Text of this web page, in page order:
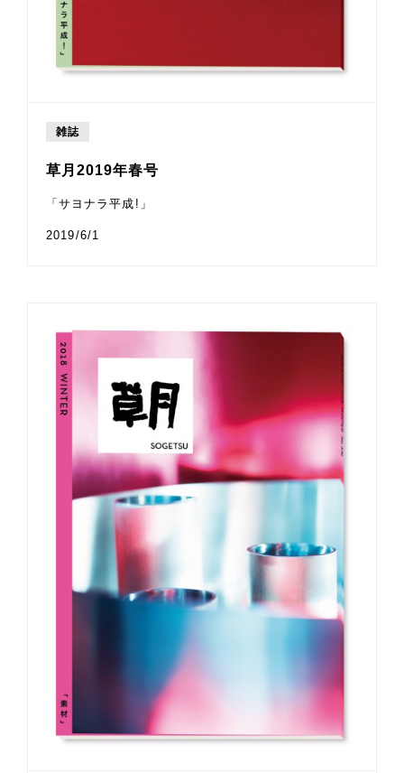
雑誌
草月2019年春号
「サヨナラ平成!」
2019/6/1